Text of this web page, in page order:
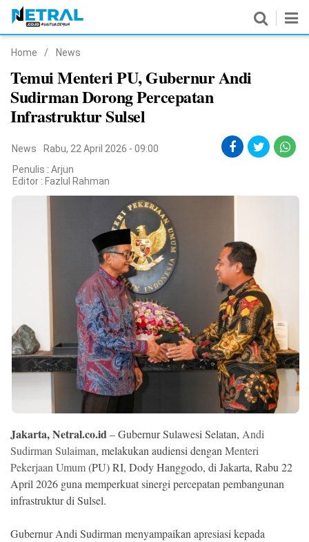
Nasional
Pemerintahan
Hukrim
Peristiwa
Memori
Copyright
Home / News
Temui Menteri PU, Gubernur Andi
Sudirman Dorong Percepatan
Infrastruktur Sulsel
News
Rabu, 22 April 2026 - 09:00
Penulis : Arjun
Editor : Fazlul Rahman
Jakarta, Netral.co.id– Gubernur Sulawesi Selatan, Andi
Sudirman Sulaiman, melakukan audiensi denganMenteri
Pekerjaan Umum(PU) RI, Dody Hanggodo, di Jakarta, Rabu 22
April 2026 guna memperkuat sinergi percepatan pembangunan
infrastruktur di Sulsel.
Gubernur Andi Sudirman menyampaikan apresiasi kepada